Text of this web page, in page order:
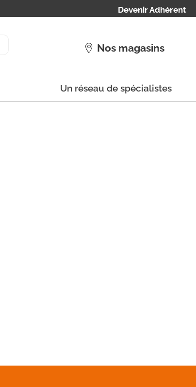
Devenir Adhérent
Nos magasins
Un réseau de spécialistes